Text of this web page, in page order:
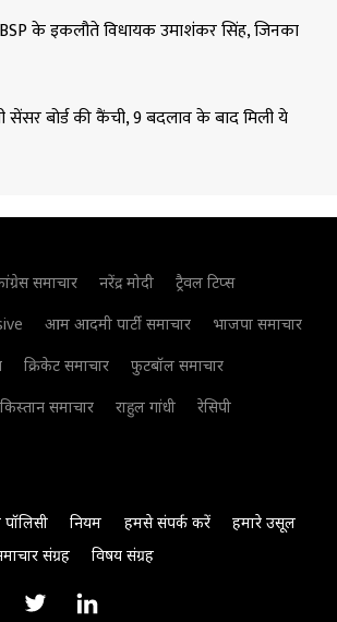
के इकलौते विधायक उमाशंकर सिंह, जिनका
सेंसर बोर्ड की कैंची, 9 बदलाव के बाद मिली ये
समाचार नरेंद्र मोदी
ट्रैवल टिप्स
आम आदमी पार्टी समाचार
भाजपा समाचार
क्रिकेट समाचार
फुटबॉल समाचार
समाचार राहुल गांधी
रेसिपी
पॉलिसी नियम हमसे संपर्क करें
हमारे उसूल
संग्रह विषय संग्रह